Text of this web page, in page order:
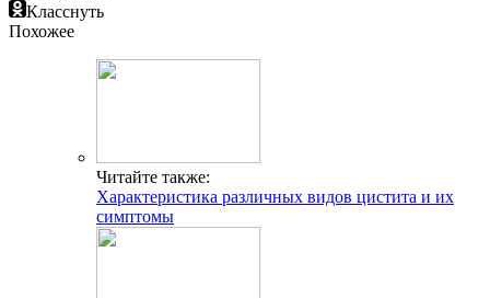
Класснуть
Похожее
Читайте также:
Характеристика различных видов цистита и их
симптомы